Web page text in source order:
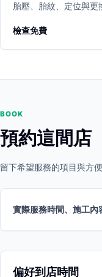
胎壓、胎紋、定位與更
檢查免費
BOOK
預約這間店
留下希望服務的項目與方
實際服務時間、施工內
偏好到店時間